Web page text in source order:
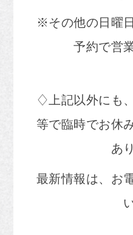
※その他の日曜
予約で営
♢上記以外にも
等で臨時でお休
あ
最新情報は、お